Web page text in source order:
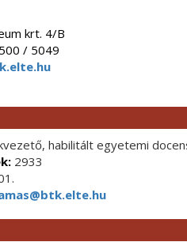
krt. 4/B
/ 5049
habilitált egyetemi
2933